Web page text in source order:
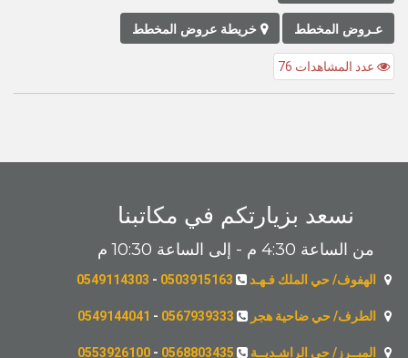
عـروض المخطط خريطة عروض المخطط
عدد المشاهدات 76
نسعد بزيارتكم في مكاتبنا
من الساعة 4:30 م - إلى الساعة 10:30 م
الهفوف/ حي الملك فـهـد 0503915163
-
0549114303
الطرف/ حي ضاحية هجر 0567939333
-
0549144041
المبــرز/ حي الراشـديــة 0568803435
-
0553926100